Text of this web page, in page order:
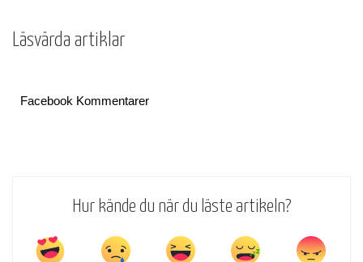
Läsvärda artiklar
Facebook Kommentarer
Hur kände du när du läste artikeln?